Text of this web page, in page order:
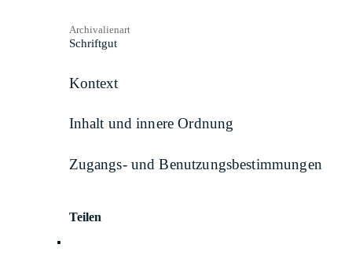
Archivalienart
Schriftgut
Kontext
Inhalt und innere Ordnung
Zugangs- und Benutzungsbestimmungen
Teilen